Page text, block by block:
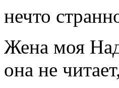
нечто
Жена моя
она не